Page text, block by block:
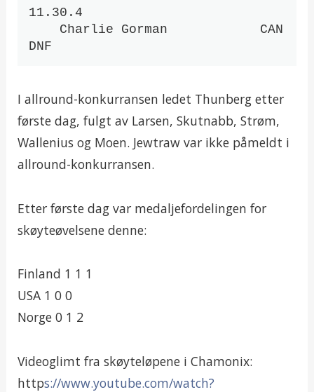
11.30.4
DNF
I allround-konkurransen ledet Thunberg etter
første dag, fulgt av Larsen, Skutnabb, Strøm,
Wallenius og Moen. Jewtraw var ikke påmeldt i
allround-konkurransen.
Etter første dag var medaljefordelingen for
skøyteøvelsene denne:
Finland 1 1 1
USA 1 0 0
Norge 0 1 2
Videoglimt fra skøyteløpene i Chamonix:
https://www.youtube.com/watch?